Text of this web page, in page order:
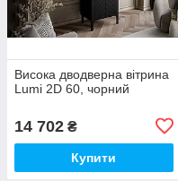
Висока дводверна вітрина
Lumi 2D 60, чорний
14 702 ₴
Купити